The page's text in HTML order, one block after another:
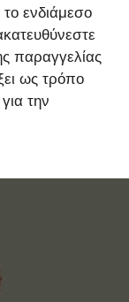
ενδιάμεσο
παραγγελίας
ως τρόπο
την